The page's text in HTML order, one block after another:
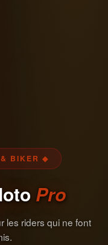
BIKER ◆
Pro
les riders qui ne font